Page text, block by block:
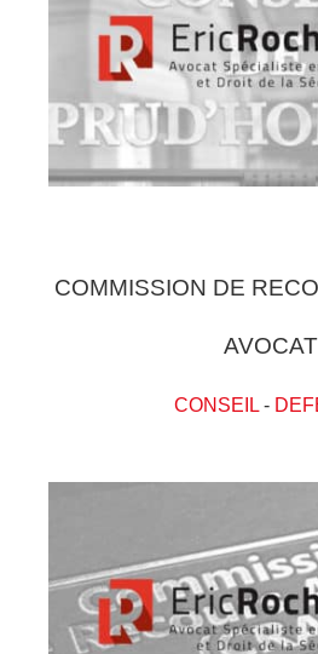
COMMISSION DE
AVOCAT
CONSEIL-